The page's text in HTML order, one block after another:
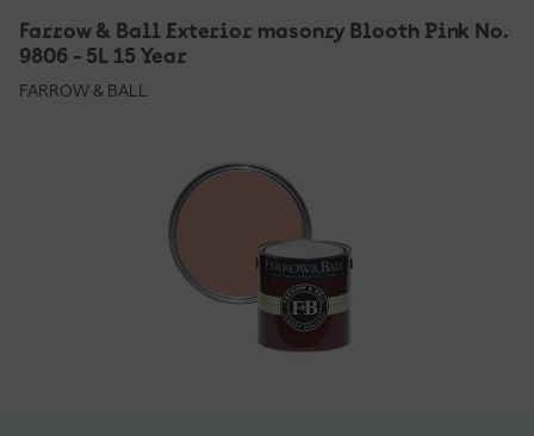
Farrow & Ball Exterior masonry Blooth Pink No.
9806 - 5L 15 Year
FARROW & BALL